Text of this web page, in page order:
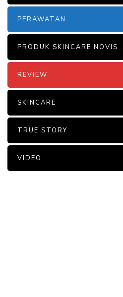
PERAWATAN
PRODUK SKINCARE NOVIS
REVIEW
SKINCARE
TRUE STORY
VIDEO